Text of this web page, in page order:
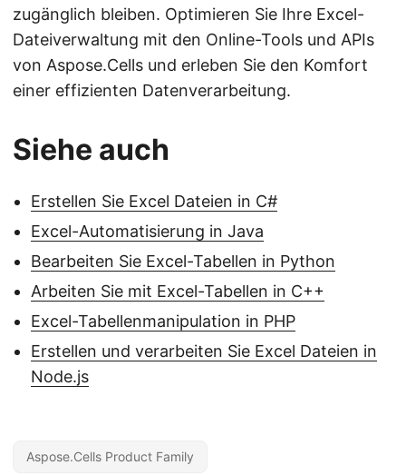
zugänglich bleiben. Optimieren Sie Ihre Excel-
Dateiverwaltung mit den Online-Tools und APIs
von Aspose.Cells und erleben Sie den Komfort
einer effizienten Datenverarbeitung.
Siehe auch
Erstellen Sie Excel Dateien in C#
Excel-Automatisierung in Java
Bearbeiten Sie Excel-Tabellen in Python
Arbeiten Sie mit Excel-Tabellen in C++
Excel-Tabellenmanipulation in PHP
Erstellen und verarbeiten Sie Excel Dateien in
Node.js
Aspose.Cells Product Family